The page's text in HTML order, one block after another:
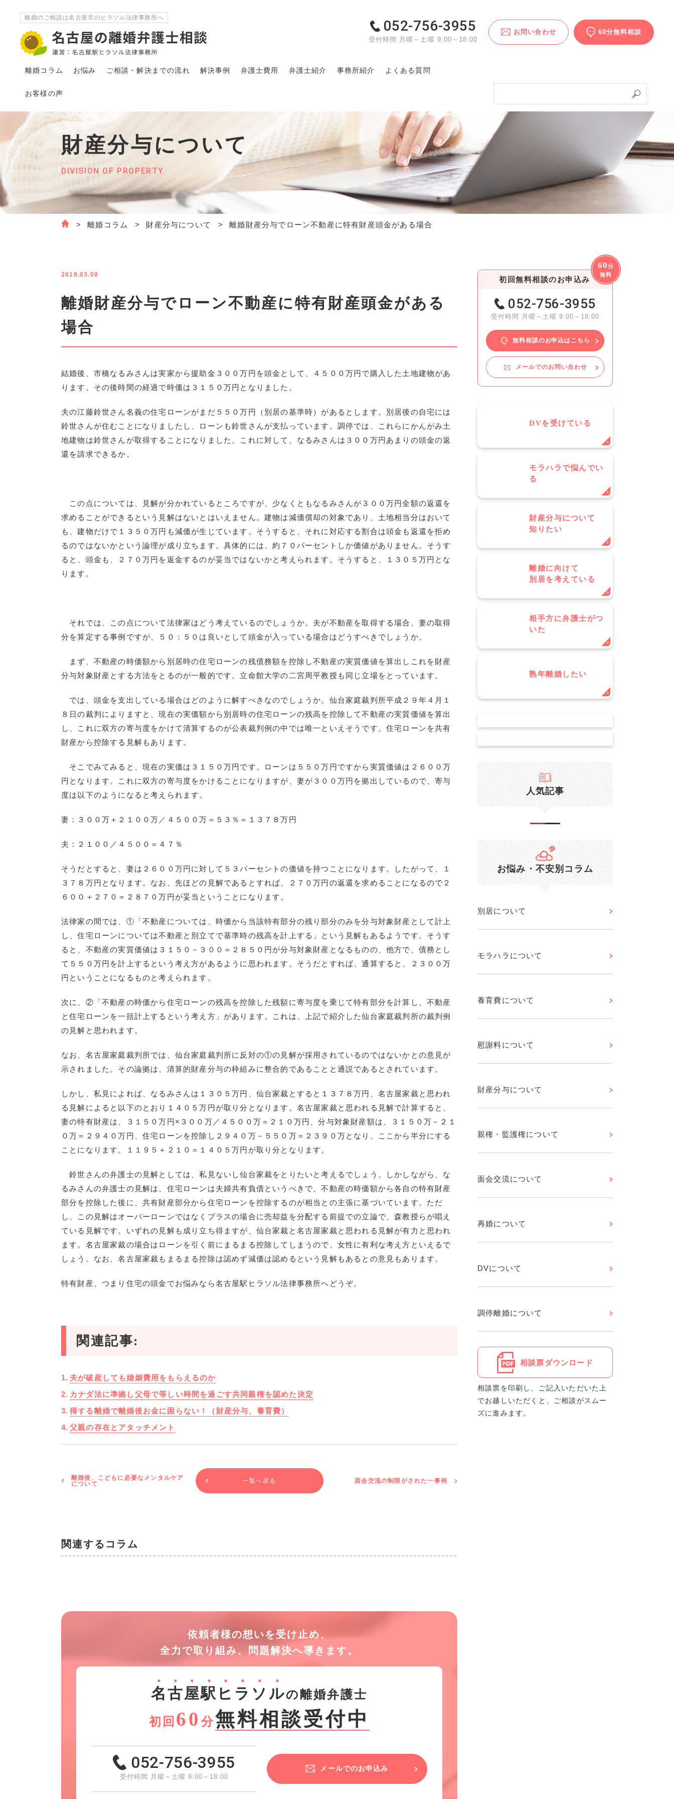
離婚のご相談は名古屋市のヒラソル法律事務所へ
離婚コラム お悩み ご相談・解決 までの流れ 解決事例 弁護士費用 弁護士紹介 事務所紹介 よくある質問
お客様の声
052-756-3955
受付時間 月曜～土曜 9:00～18:00
60分無料相談
お問い合わせ
財産分与について
DIVISION OF PROPERTY
離婚コラム 財産分与について 離婚財産分与でローン不動産に特有財産頭金がある場合
2019.03.08
離婚財産分与でローン不動産に特有財産頭金がある
場合
結婚後、市橋なるみさんは実家から援助金３００万円を頭金として、４５００万円で購入した土地建物があ
ります。その後時間の経過で時価は３１５０万円となりました。
夫の江藤鈴世さん名義の住宅ローンがまだ５５０万円（別居の基準時）があるとします。別居後の自宅には
鈴世さんが住むことになりましたし、ローンも鈴世さんが支払っています。調停では、これらにかんがみ土
地建物は鈴世さんが取得することになりました。これに対して、なるみさんは３００万円あまりの頭金の返
還を請求できるか。
この点については、見解が分かれているところですが、少なくともなるみさんが３００万円全額の返還を
求めることができるという見解はないとはいえません。建物は減価償却の対象であり、土地相当分はおいて
も、建物だけで１３５０万円も減価が生じています。そうすると、それに対応する割合は頭金も返還を拒め
るのではないかという論理が成り立ちます。具体的には、約７０パーセントしか価値がありません。そうす
ると、頭金も、２７０万円を返金するのが妥当ではないかと考えられます。そうすると、１３０５万円とな
ります。
それでは、この点について法律家はどう考えているのでしょうか。夫が不動産を取得する場合、妻の取得
分を算定する事例ですが、５０：５０は良いとして頭金が入っている場合はどうすべきでしょうか。
まず、不動産の時価額から別居時の住宅ローンの残債務額を控除し不動産の実質価値を算出しこれを財産
分与対象財産とする方法をとるのが一般的です。立命館大学の二宮周平教授も同じ立場をとっています。
では、頭金を支出している場合はどのように解すべきなのでしょうか。仙台家庭裁判所平成２９年４月１
８日の裁判によりますと、現在の実価額から別居時の住宅ローンの残高を控除して不動産の実質価値を算出
し、これに双方の寄与度をかけて清算するのが公表裁判例の中では唯一といえそうです。住宅ローンを共有
財産から控除する見解もあります。
そこでみてみると、現在の実価は３１５０万円です。ローンは５５０万円ですから実質価値は２６００万
円となります。これに双方の寄与度をかけることになりますが、妻が３００万円を拠出しているので、寄与
度は以下のようになると考えられます。
妻：３００万＋２１００万／４５００万＝５３％＝１３７８万円
夫：２１００／４５００＝４７％
そうだとすると、妻は２６００万円に対して５３パーセントの価値を持つことになります。したがって、１
３７８万円となります。なお、先ほどの見解であるとすれば、２７０万円の返還を求めることになるので２
６００＋２７０＝２８７０万円が妥当ということになります。
法律家の間では、①「不動産については、時価から当該特有部分の残り部分のみを分与対象財産として計上
し、住宅ローンについては不動産と別立てで基準時の残高を計上する」という見解もあるようです。そうす
ると、不動産の実質価値は３１５０－３００＝２８５０円が分与対象財産となるものの、他方で、債務とし
て５５０万円を計上するという考え方があるように思われます。そうだとすれば、通算すると、２３００万
円ということになるものと考えられます。
次に、②「不動産の時価から住宅ローンの残高を控除した残額に寄与度を乗じて特有部分を計算し、不動産
と住宅ローンを一括計上するという考え方」があります。これは、上記で紹介した仙台家庭裁判所の裁判例
の見解と思われます。
なお、名古屋家庭裁判所では、仙台家庭裁判所に反対の①の見解が採用されているのではないかとの意見が
示されました。その論拠は、清算的財産分与の枠組みに整合的であることと通説であるとされています。
しかし、私見によれば、なるみさんは１３０５万円、仙台家裁とすると１３７８万円、名古屋家裁と思われ
る見解によると以下のとおり１４０５万円が取り分となります。名古屋家裁と思われる見解で計算すると、
妻の特有財産は、３１５０万円×３００万／４５００万＝２１０万円、分与対象財産額は、３１５０万－２１
０万＝２９４０万円、住宅ローンを控除し２９４０万－５５０万＝２３９０万となり、ここから半分にする
ことになります。１１９５＋２１０＝１４０５万円が取り分となります。
鈴世さんの弁護士の見解としては、私見ないし仙台家裁をとりたいと考えるでしょう。しかしながら、な
るみさんの弁護士の見解は、住宅ローンは夫婦共有負債というべきで、不動産の時価額から各自の特有財産
部分を控除した後に、共有財産部分から住宅ローンを控除するのが相当との主張に基づいています。ただ
し、この見解はオーバーローンではなくプラスの場合に売却益を分配する前提での立論で、森教授らが唱え
ている見解です。いずれの見解も成り立ち得ますが、仙台家裁と名古屋家裁と思われる見解が有力と思われ
ます。名古屋家裁の場合はローンを引く前にまるまる控除してしまうので、女性に有利な考え方といえるで
しょう。なお、名古屋家裁もまるまる控除は認めず減価は認めるという見解もあるとの意見もあります。
特有財産、つまり住宅の頭金でお悩みなら名古屋駅ヒラソル法律事務所へどうぞ。
関連記事:
夫が破産しても婚姻費用をもらえるのか
カナダ法に準拠し父母で等しい時間を過ごす共同親権を認めた決定
得する離婚で離婚後お金に困らない！（財産分与、養育費）
父親の存在とアタッチメント
離婚後、こどもに必要なメンタルケア
について
面会交流の制限がされた一事例
一覧へ戻る
関連するコラム
依頼者様の想いを受け止め、
全力で取り組み、
問題解決へ導きます。
名古屋駅 ヒ ラ ソ ルの離婚弁護士
初回 60分無料相談受付中
052-756-3955
受付時間 月曜～土曜 9:00～18:00
メールでのお申込み
60分
無料
初回無料相談のお申込み
052-756-3955
受付時間 月曜～土曜 9:00～18:00
無料相談のお申込はこちら
メールでのお問い合わせ
DVを受けている
モラハラで悩んでい
る
財産分与について
知りたい
離婚に向けて
別居を考えている
相手方に弁護士がつ
いた
熟年離婚したい
人気記事
お悩み・不安別コラム
別居について
モラハラについて
養育費について
慰謝料について
財産分与について
親権・監護権について
面会交流について
再婚について
DVについて
調停離婚について
相談票ダウンロード
相談票を印刷し、ご記入いただいた上
でお越しいただくと、ご相談がスムー
ズに進みます。